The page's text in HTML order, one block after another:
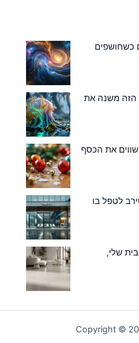
כשחושפים
הזה משנה את
את הכסף
לטפל בו
שלי,
Copyright ©